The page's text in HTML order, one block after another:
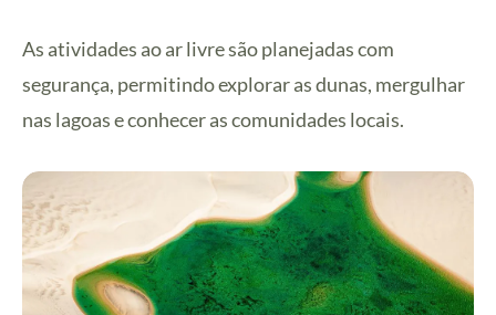
As atividades ao ar livre são planejadas com
segurança, permitindo explorar as dunas, mergulhar
nas lagoas e conhecer as comunidades locais.